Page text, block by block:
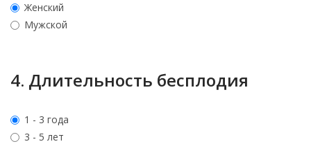
Женский
Мужской
4. Длительность бесплодия
1 - 3 года
3 - 5 лет